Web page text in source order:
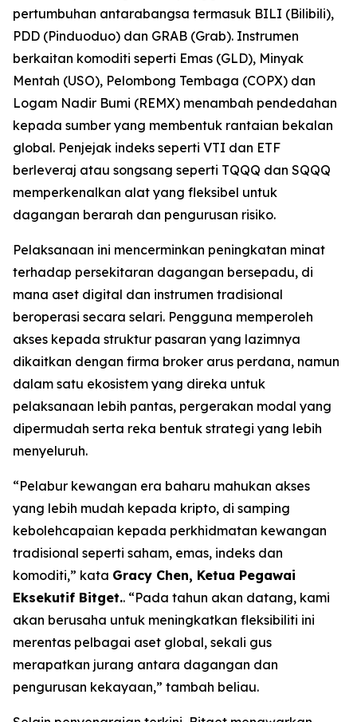
pertumbuhan antarabangsa termasuk BILI (Bilibili),
PDD (Pinduoduo) dan GRAB (Grab). Instrumen
berkaitan komoditi seperti Emas (GLD), Minyak
Mentah (USO), Pelombong Tembaga (COPX) dan
Logam Nadir Bumi (REMX) menambah pendedahan
kepada sumber yang membentuk rantaian bekalan
global. Penjejak indeks seperti VTI dan ETF
berleveraj atau songsang seperti TQQQ dan SQQQ
memperkenalkan alat yang fleksibel untuk
dagangan berarah dan pengurusan risiko.
Pelaksanaan ini mencerminkan peningkatan minat
terhadap persekitaran dagangan bersepadu, di
mana aset digital dan instrumen tradisional
beroperasi secara selari. Pengguna memperoleh
akses kepada struktur pasaran yang lazimnya
dikaitkan dengan firma broker arus perdana, namun
dalam satu ekosistem yang direka untuk
pelaksanaan lebih pantas, pergerakan modal yang
dipermudah serta reka bentuk strategi yang lebih
menyeluruh.
“Pelabur kewangan era baharu mahukan akses
yang lebih mudah kepada kripto, di samping
kebolehcapaian kepada perkhidmatan kewangan
tradisional seperti saham, emas, indeks dan
komoditi,” kata Gracy Chen, Ketua Pegawai
Eksekutif Bitget.. “Pada tahun akan datang, kami
akan berusaha untuk meningkatkan fleksibiliti ini
merentas pelbagai aset global, sekali gus
merapatkan jurang antara dagangan dan
pengurusan kekayaan,” tambah beliau.